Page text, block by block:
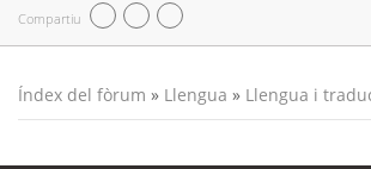
Compartiu
Índex del fòrum » Llengua » Llengua i